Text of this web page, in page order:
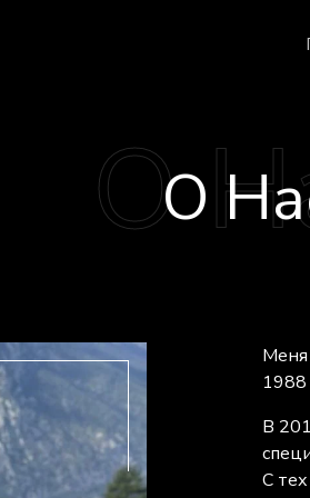
О
Меня
1988
В
С